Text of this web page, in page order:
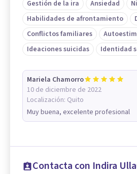
Gestión de la ira Ansiedad
Habilidades de afrontamiento
Conflictos familiares
Ideaciones suicidas
Identidad
Mariela Chamorro
10 de diciembre de 2022
Localización: Quito
Muy buena, excelente profesional
Contacta con Indira